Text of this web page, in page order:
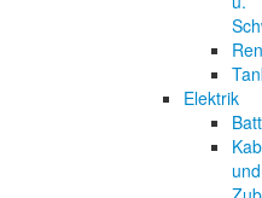
Elektrik
und